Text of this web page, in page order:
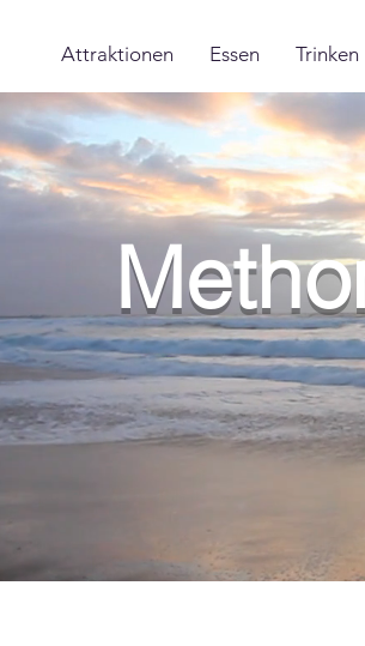
Attraktionen Essen Trinken